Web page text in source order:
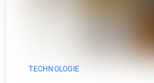
TECHNOLOGIE